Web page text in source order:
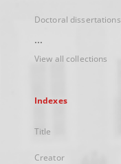
Doctoral dissertations
...
View all collections
Indexes
Title
Creator